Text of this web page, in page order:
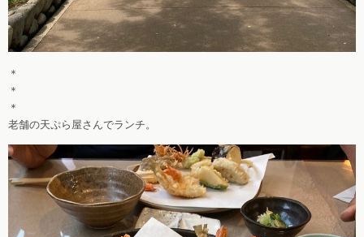
＊
＊
＊
老舗の天ぷら屋さんでランチ。